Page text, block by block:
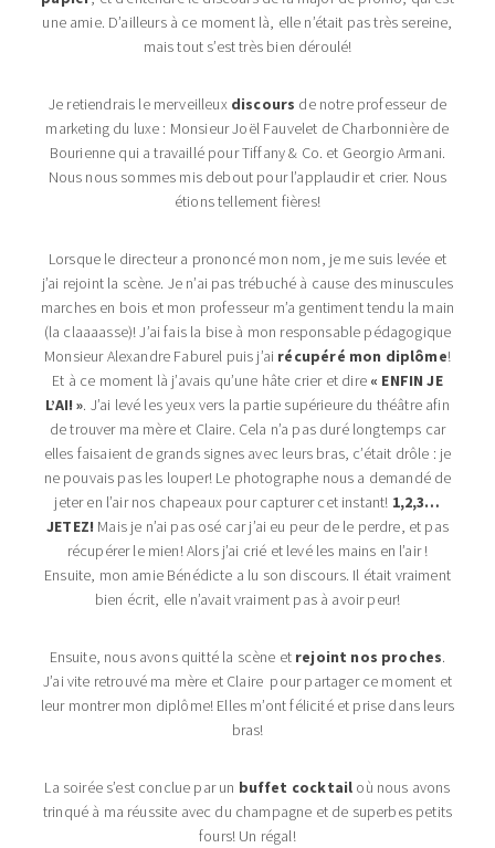
une amie. D’ailleurs à ce moment là, elle n’était pas très sereine,
mais tout s’est très bien déroulé!
Je retiendrais le merveilleux discours de notre professeur de
marketing du luxe : Monsieur Joël Fauvelet de Charbonnière de
Bourienne qui a travaillé pour Tiffany & Co. et Georgio Armani.
Nous nous sommes mis debout pour l’applaudir et crier. Nous
étions tellement fières!
Lorsque le directeur a prononcé mon nom, je me suis levée et
j’ai rejoint la scène. Je n’ai pas trébuché à cause des minuscules
marches en bois et mon professeur m’a gentiment tendu la main
(la claaaasse)! J’ai fais la bise à mon responsable pédagogique
Monsieur Alexandre Faburel puis j’ai récupéré mon diplôme!
Et à ce moment là j’avais qu’une hâte crier et dire « ENFIN JE
L’AI! ». J’ai levé les yeux vers la partie supérieure du théâtre afin
de trouver ma mère et Claire. Cela n’a pas duré longtemps car
elles faisaient de grands signes avec leurs bras, c’était drôle : je
ne pouvais pas les louper! Le photographe nous a demandé de
jeter en l’air nos chapeaux pour capturer cet instant! 1,2,3…
JETEZ! Mais je n’ai pas osé car j’ai eu peur de le perdre, et pas
récupérer le mien! Alors j’ai crié et levé les mains en l’air !
Ensuite, mon amie Bénédicte a lu son discours. Il était vraiment
bien écrit, elle n’avait vraiment pas à avoir peur!
Ensuite, nous avons quitté la scène et rejoint nos proches.
J’ai vite retrouvé ma mère et Claire pour partager ce moment et
leur montrer mon diplôme! Elles m’ont félicité et prise dans leurs
bras!
La soirée s’est conclue par un buffet cocktail où nous avons
trinqué à ma réussite avec du champagne et de superbes petits
fours! Un régal!